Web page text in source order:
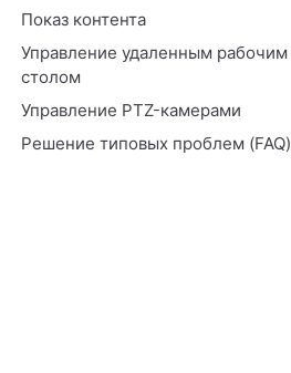
Показ контента
Управление удаленным рабочим
столом
Управление PTZ-камерами
Решение типовых проблем (FAQ)